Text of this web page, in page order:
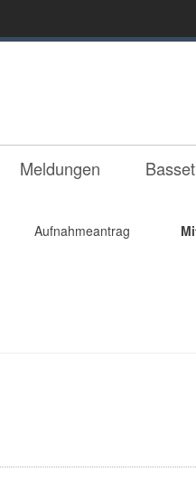
Meldungen
Aufnahmeantrag